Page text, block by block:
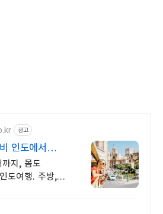
광고
인도에서
지, 몸도
도여행. 주방,